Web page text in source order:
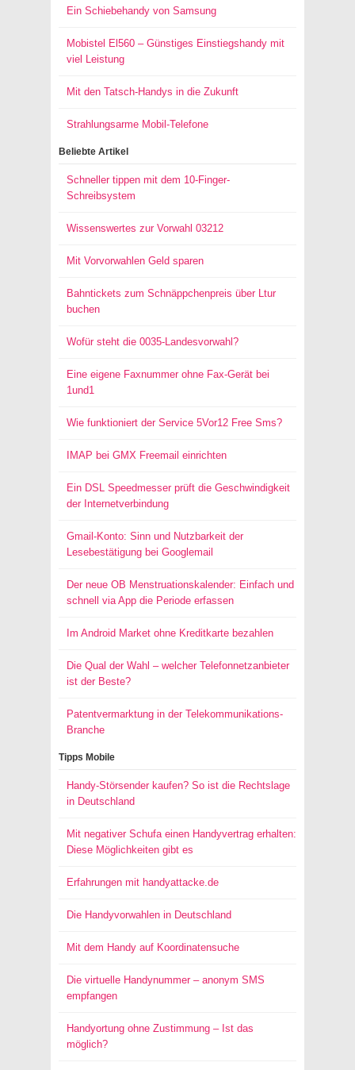
Ein Schiebehandy von Samsung
Mobistel El560 – Günstiges Einstiegshandy mit
viel Leistung
Mit den Tatsch-Handys in die Zukunft
Strahlungsarme Mobil-Telefone
Beliebte Artikel
Schneller tippen mit dem 10-Finger-
Schreibsystem
Wissenswertes zur Vorwahl 03212
Mit Vorvorwahlen Geld sparen
Bahntickets zum Schnäppchenpreis über Ltur
buchen
Wofür steht die 0035-Landesvorwahl?
Eine eigene Faxnummer ohne Fax-Gerät bei
1und1
Wie funktioniert der Service 5Vor12 Free Sms?
IMAP bei GMX Freemail einrichten
Ein DSL Speedmesser prüft die Geschwindigkeit
der Internetverbindung
Gmail-Konto: Sinn und Nutzbarkeit der
Lesebestätigung bei Googlemail
Der neue OB Menstruationskalender: Einfach und
schnell via App die Periode erfassen
Im Android Market ohne Kreditkarte bezahlen
Die Qual der Wahl – welcher Telefonnetzanbieter
ist der Beste?
Patentvermarktung in der Telekommunikations-
Branche
Tipps Mobile
Handy-Störsender kaufen? So ist die Rechtslage
in Deutschland
Mit negativer Schufa einen Handyvertrag erhalten:
Diese Möglichkeiten gibt es
Erfahrungen mit handyattacke.de
Die Handyvorwahlen in Deutschland
Mit dem Handy auf Koordinatensuche
Die virtuelle Handynummer – anonym SMS
empfangen
Handyortung ohne Zustimmung – Ist das
möglich?